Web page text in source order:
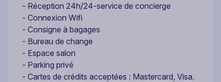
- Réception 24h/24-service de concierge
- Connexion Wifi
- Consigne à bagages
- Bureau de change
- Espace salon
- Parking privé
- Cartes de crédits acceptées : Mastercard, Visa.